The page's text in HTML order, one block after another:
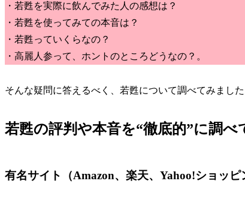
・若甦を実際に飲んでみた人の感想は？
・若甦を使ってみての本音は？
・若甦っていくらなの？
・高麗人参って、ホントのところどうなの？。
そんな疑問に答えるべく、若甦について調べてみました
若甦の評判や本音を“徹底的”に調べ
有名サイト（Amazon、楽天、Yahoo!ショッピ